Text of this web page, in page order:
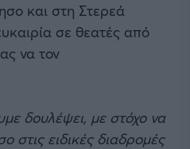
και στη Στερεά
σε θεατές από
να τον
δουλέψει, με στόχο να
στις ειδικές διαδρομές